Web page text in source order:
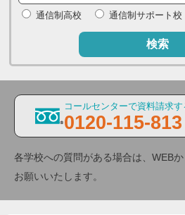
通信制高校 通信制サポート校
検索
コールセンターで資料請求す
0120-115-813
各学校への質問がある場合は、WEB
お願いいたします。